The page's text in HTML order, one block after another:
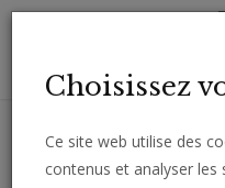
Choisissez
Ce site web utilise des
contenus et analyser les